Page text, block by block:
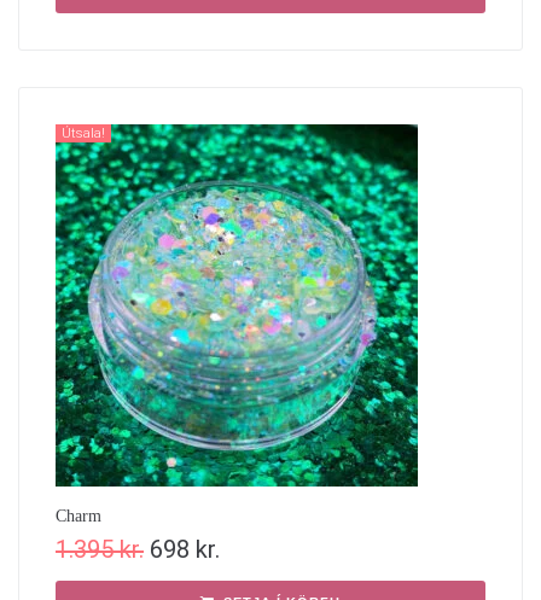
Útsala!
Charm
1.395kr. 698 kr.